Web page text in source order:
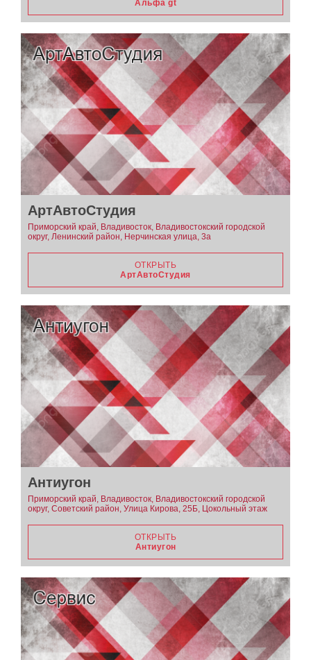
Альфа gt
АртАвтоСтудия
Приморский край, Владивосток, Владивостокский городской
округ, Ленинский район, Нерчинская улица, 3а
ОТКРЫТЬ
АртАвтоСтудия
Антиугон
Приморский край, Владивосток, Владивостокский городской
округ, Советский район, Улица Кирова, 25Б, Цокольный этаж
ОТКРЫТЬ
Антиугон